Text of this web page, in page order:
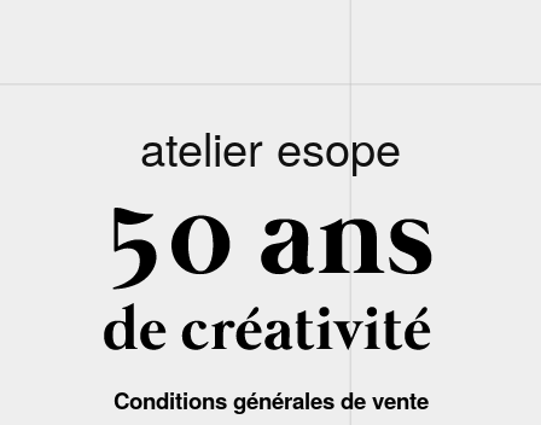
atelier esope
Conditions générales de vente